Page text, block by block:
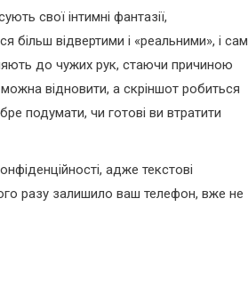
свої інтимні фантазії,
більш відвертими і «реальними», і
до чужих рук, стаючи причиною
відновити, а скріншот робиться
подумати, чи готові ви втратити
адже текстові
разу залишило ваш телефон, вже не